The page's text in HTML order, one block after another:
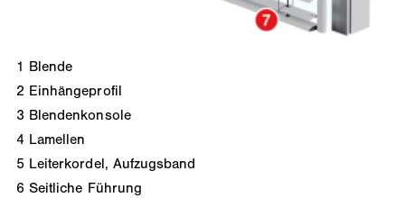
1 Blende
2 Einhängeprofil
3 Blendenkonsole
4 Lamellen
5 Leiterkordel, Aufzugsband
6 Seitliche Führung